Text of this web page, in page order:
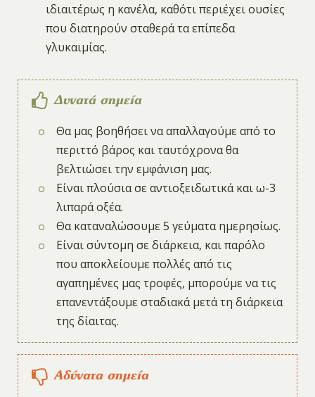
ιδιαιτέρως η κανέλα, καθότι περιέχει ουσίες
που διατηρούν σταθερά τα επίπεδα
γλυκαιμίας.
Δυνατά σημεία
Θα μας βοηθήσει να απαλλαγούμε από το
περιττό βάρος και ταυτόχρονα θα
βελτιώσει την εμφάνιση μας.
Είναι πλούσια σε αντιοξειδωτικά και ω-3
λιπαρά οξέα.
Θα καταναλώσουμε 5 γεύματα ημερησίως.
Είναι σύντομη σε διάρκεια, και παρόλο
που αποκλείουμε πολλές από τις
αγαπημένες μας τροφές, μπορούμε να τις
επανεντάξουμε σταδιακά μετά τη διάρκεια
της δίαιτας.
Αδύνατα σημεία